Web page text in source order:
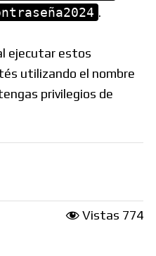
.
ejecutar estos
utilizando el nombre
privilegios de
Vistas 774